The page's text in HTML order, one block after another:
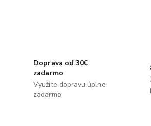
Doprava od 30€
zadarmo
Využite dopravu úplne
zadarmo